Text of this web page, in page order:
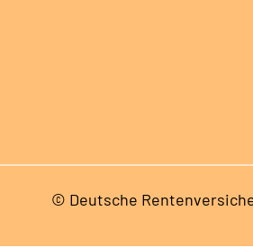
© Deutsche